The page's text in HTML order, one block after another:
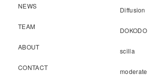
NEWS
TEAM
ABOUT
CONTACT
Diffusion
DOKODO
scilla
moderate